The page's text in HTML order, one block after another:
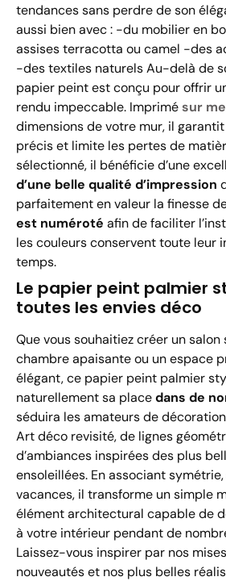
tendances sans perdre de son
aussi bien avec : -du mobilier en
assises terracotta ou camel -des
-des textiles naturels Au-delà de
papier peint est conçu pour offrir
rendu impeccable. Imprimésur
dimensions de votre mur, il
précis et limite les pertes de
sélectionné, il bénéficie d’une
d’une belle qualité d’impression
parfaitement en valeur la finesse
est numéroté afin de faciliter
les couleurs conservent toute leur
temps.
Le papier peint palmier
toutes les envies déco
Que vous souhaitiez créer un
chambre apaisante ou un espace
élégant, ce papier peint palmier
naturellement sa placedans de
séduira les amateurs de décoration
Art déco revisité, de lignes
d’ambiances inspirées des plus
ensoleillées. En associant
vacances, il transforme un simple
élément architectural capable de
à votre intérieur pendant de
Laissez-vous inspirer par nos
nouveautés et nos plus belles